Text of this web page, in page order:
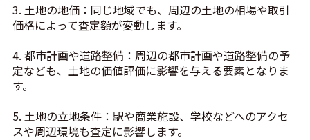
3. 土地の地価：同じ地域でも、周辺の土地の相場や取引
価格によって査定額が変動します。
4. 都市計画や道路整備：周辺の都市計画や道路整備の予
定なども、土地の価値評価に影響を与える要素となりま
す。
5. 土地の立地条件：駅や商業施設、学校などへのアクセ
スや周辺環境も査定に影響します。